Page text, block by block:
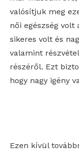
valósítjuk meg
női egészség
sikeres volt és
valamint
részéről. Ezt
hogy nagy igény
Ezen kívül